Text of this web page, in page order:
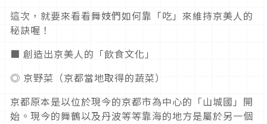
這次，就要來看看舞妓們如何靠「吃」來維持京美人的
秘訣喔！
■ 創造出京美人的「飲食文化」
◎ 京野菜（京都當地取得的蔬菜）
京都原本是以位於現今的京都市為中心的「山城國」開
始。現今的舞鶴以及丹波等等靠海的地方是屬於另一個